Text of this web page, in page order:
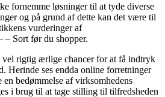
fornemme løsninger til at tyde diverse
og på grund af dette kan det være til
vurderinger af
Sort før du shopper.
vel rigtig ærlige chancer for at få indtryk
Herinde ses endda online forretninger
bedømmelse af virksomhedens
i brug til at tage stilling til tilfredsheden